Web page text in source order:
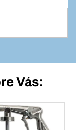
Prihlásenie
Vás: